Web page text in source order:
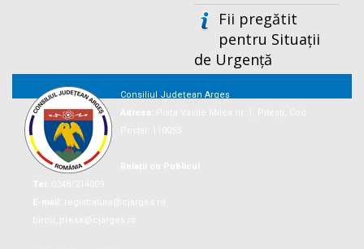
Fii pregătit
pentru Situații
de Urgență
Consiliul Județean Argeș